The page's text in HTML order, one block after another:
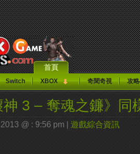
首頁
Switch XBOX 奇聞奇視 攻
神 3 – 奪魂之鐮》同
@ : 9:56 pm | 遊戲綜合資訊